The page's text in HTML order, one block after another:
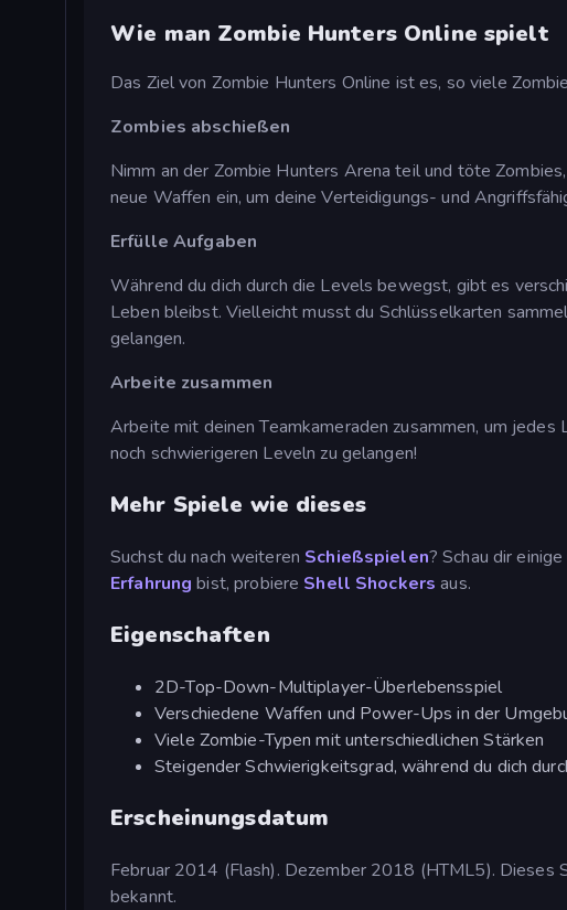
Wie man Zombie Hunters Online spielt
Das Ziel von Zombie Hunters Online ist es, so viele
Zombies abschießen
Nimm an der Zombie Hunters Arena teil und töte
neue Waffen ein, um deine Verteidigungs- und
Erfülle Aufgaben
Während du dich durch die Levels bewegst, gibt es
Leben bleibst. Vielleicht musst du Schlüsselkarten
gelangen.
Arbeite zusammen
Arbeite mit deinen Teamkameraden zusammen, um jedes
noch schwierigeren Leveln zu gelangen!
Mehr Spiele wie dieses
Suchst du nach weiteren Schießspielen? Schau dir
Erfahrung bist, probiere Shell Shockers aus.
Eigenschaften
2D-Top-Down-Multiplayer-Überlebensspiel
Verschiedene Waffen und Power-Ups in der
Viele Zombie-Typen mit unterschiedlichen Stärken
Steigender Schwierigkeitsgrad, während du dich
Erscheinungsdatum
Februar 2014 (Flash). Dezember 2018 (HTML5). Dieses
bekannt.